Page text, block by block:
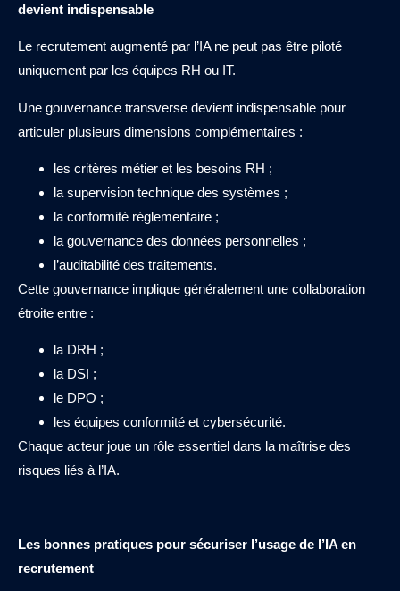
devient indispensable
Le recrutement augmenté par l’IA ne peut pas être piloté
uniquement par les équipes RH ou IT.
Une gouvernance transverse devient indispensable pour
articuler plusieurs dimensions complémentaires :
les critères métier et les besoins RH ;
la supervision technique des systèmes ;
la conformité réglementaire ;
la gouvernance des données personnelles ;
l’auditabilité des traitements.
Cette gouvernance implique généralement une collaboration
étroite entre :
la DRH ;
la DSI ;
le DPO ;
les équipes conformité et cybersécurité.
Chaque acteur joue un rôle essentiel dans la maîtrise des
risques liés à l’IA.
Les bonnes pratiques pour sécuriser l’usage de l’IA en
recrutement